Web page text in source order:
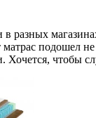
в разных
подошел
Хочется, чтобы